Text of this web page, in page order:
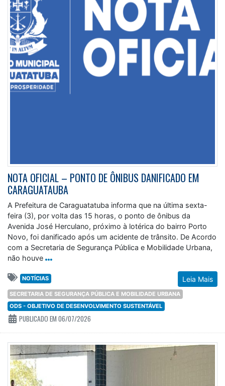
NOTA OFICIAL – PONTO DE ÔNIBUS DANIFICADO EM
CARAGUATAUBA
A Prefeitura de Caraguatatuba informa que na última sexta-
feira (3), por volta das 15 horas, o ponto de ônibus da
Avenida José Herculano, próximo à lotérica do bairro Porto
Novo, foi danificado após um acidente de trânsito. De Acordo
com a Secretaria de Segurança Pública e Mobilidade Urbana,
não houve
Leia Mais
NOTÍCIAS
SECRETARIA DE SEGURANÇA PÚBLICA E MOBILIDADE URBANA
ODS - OBJETIVO DE DESENVOLVIMENTO SUSTENTÁVEL
PUBLICADO EM 06/07/2026